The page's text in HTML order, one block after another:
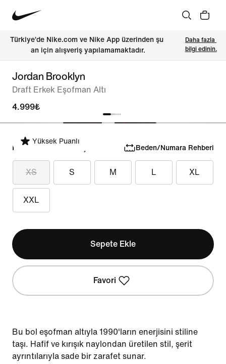
Türkiye’de Nike.com ve Nike App üzerinden şu
an için alışveriş yapılamamaktadır.
Daha fazla
bilgi edinin.
Jordan Brooklyn
Draft Erkek Eşofman Altı
4.999₺
Yüksek Puanlı
Numara/Beden Seç Beden/Numara Rehberi
XS S M L XL
XXL
Sepete Ekle
Favori
Bu bol eşofman altıyla 1990'ların enerjisini stiline
taşı. Hafif ve kırışık naylondan üretilen stil, şerit
ayrıntılarıyla sade bir zarafet sunar.